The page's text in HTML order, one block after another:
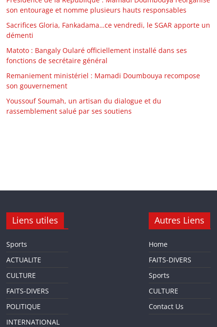
son entourage et nomme plusieurs hauts responsables
Sacrifices Gloria, Fankadama…ce vendredi, le SGAR apporte un
démenti
Matoto : Bangaly Oularé officiellement installé dans ses
fonctions de secrétaire général
Remaniement ministériel : Mamadi Doumbouya recompose
son gouvernement
Youssouf Soumah, un artisan du dialogue et du
rassemblement salué par ses soutiens
Liens utiles
Sports
ACTUALITE
CULTURE
FAITS-DIVERS
POLITIQUE
INTERNATIONAL
Autres Liens
Home
FAITS-DIVERS
Sports
CULTURE
Contact Us